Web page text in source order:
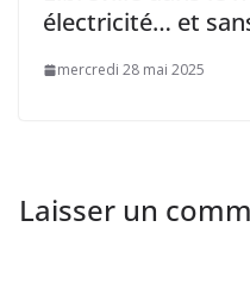
électricité… et
mercredi 28 mai 2025
Laisser un